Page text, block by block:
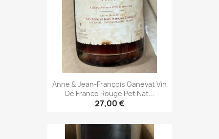
Anne & Jean-François Ganevat Vin
De France Rouge Pet Nat...
27,00 €